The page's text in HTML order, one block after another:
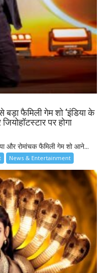
फैमिली गेम शो ‘इंडिया के
पर होगा
और रोमांचक फैमिली गेम शो आने...
News & Entertainment